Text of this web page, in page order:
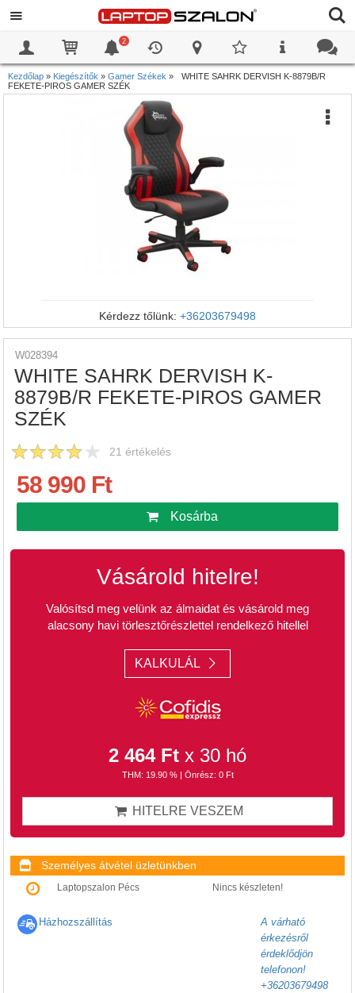
2
Kezdőlap » Kiegészítők » Gamer Székek »
WHITE SAHRK DERVISH K-8879B/R
FEKETE-PIROS GAMER SZÉK
Kérdezz tőlünk: +36203679498
W028394
WHITE SAHRK DERVISH K-
8879B/R FEKETE-PIROS GAMER
SZÉK
21 értékelés
58 990 Ft
Kosárba
Vásárold hitelre!
Valósítsd meg velünk az álmaidat és vásárold meg
alacsony havi törlesztőrészlettel rendelkező hitellel
KALKULÁL
2 464 Ft x 30 hó
THM: 19.90 % | Önrész: 0 Ft
HITELRE VESZEM
Személyes átvétel üzletünkben
Laptopszalon Pécs Nincs készleten!
Házhozszállítás
A várható
érkezésről
érdeklődjön
telefonon!
+36203679498
0
0